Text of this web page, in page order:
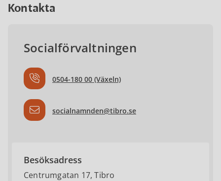
Kontakta
Socialförvaltningen
0504-180 00 (Växeln)
socialnamnden@tibro.se
Besöksadress
Centrumgatan 17, Tibro